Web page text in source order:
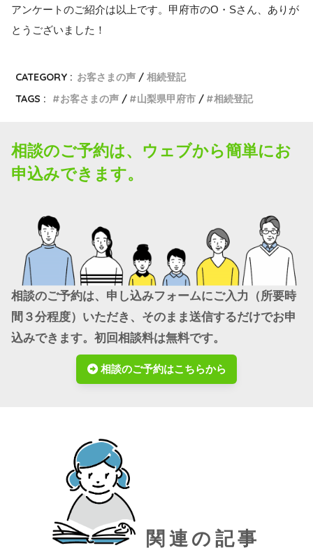
アンケートのご紹介は以上です。甲府市のO・Sさん、ありが
とうございました！
CATEGORY : お客さまの声
相続登記
TAGS :
お客さまの声 山梨県甲府市 相続登記
相談のご予約は、ウェブから簡単にお
申込みできます。
相談のご予約は、申し込みフォームにご入力（所要時
間３分程度）いただき、そのまま送信するだけでお申
込みできます。初回相談料は無料です。
相談のご予約はこちらから
関連の記事